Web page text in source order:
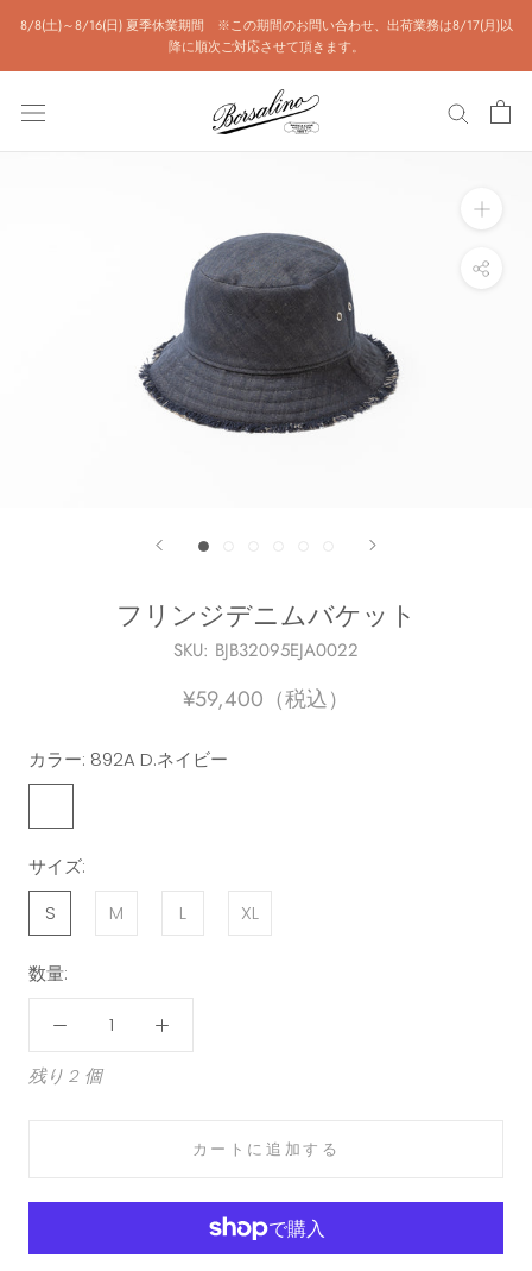
8/8(土)～8/16(日) 夏季休業期間 ※この期間のお問い合わせ、出荷業務は8/17(月)以
降に順次ご対応させて頂きます。
フリンジデニムバケット
SKU: BJB32095EJA0022
¥59,400（税込）
カラー: 892A D.ネイビー
サイズ:
S
M L XL
数量:
残り 2 個
カートに追加する